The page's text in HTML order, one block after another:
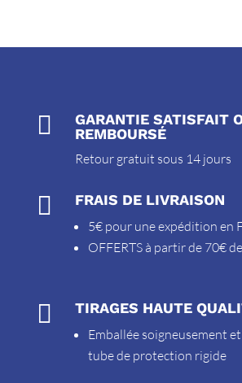

GARANTIE SATISFAIT
REMBOURSÉ
Retour gratuit sous 14 jours
 FRAIS DE LIVRAISON
5€ pour une expédition en
OFFERTS à partir de 70€
 TIRAGES HAUTE
Emballée soigneusement
tube de protection rigide